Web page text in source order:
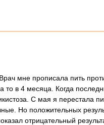
мне прописала пить
в 4 месяца. Когда
С мая я перестала
Но положительных
отрицательный